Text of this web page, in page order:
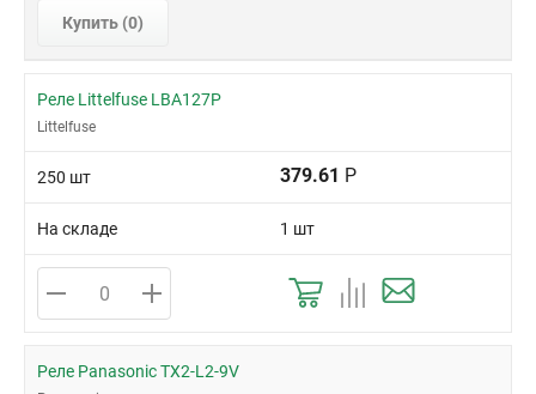
Купить (0)
Реле Littelfuse LBA127P
Littelfuse
250 шт 379.61 Р
На складе 1 шт
Реле Panasonic TX2-L2-9V